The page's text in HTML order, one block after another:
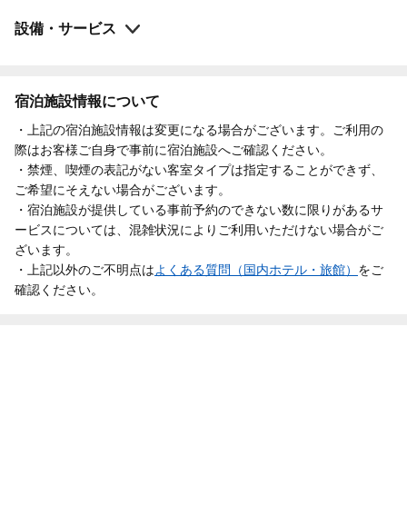
設備・サービス
宿泊施設情報について
・上記の宿泊施設情報は変更になる場合がございます。ご利用の
際はお客様ご自身で事前に宿泊施設へご確認ください。
・禁煙、喫煙の表記がない客室タイプは指定することができず、
ご希望にそえない場合がございます。
・宿泊施設が提供している事前予約のできない数に限りがあるサ
ービスについては、混雑状況によりご利用いただけない場合がご
ざいます。
・上記以外のご不明点はよくある質問（国内ホテル・旅館） をご
確認ください。